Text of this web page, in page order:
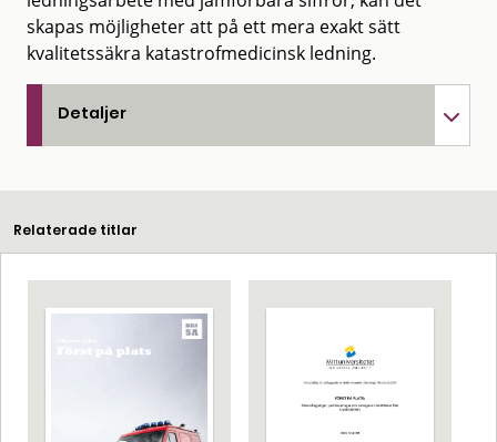
skapas möjligheter att på ett mera exakt sätt
kvalitetssäkra katastrofmedicinsk ledning.
Detaljer
Relaterade titlar